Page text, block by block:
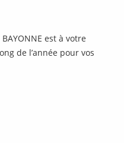
est à votre
de l’année pour vos